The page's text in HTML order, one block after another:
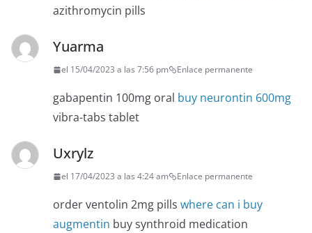
azithromycin pills
Yuarma
el 15/04/2023 a las 7:56 pm Enlace permanente
gabapentin 100mg oral buy neurontin 600mg
vibra-tabs tablet
Uxrylz
el 17/04/2023 a las 4:24 am Enlace permanente
order ventolin 2mg pills where can i buy
augmentin buy synthroid medication